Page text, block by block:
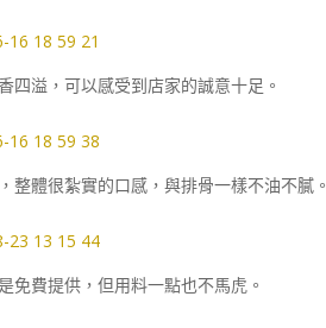
四溢，可以感受到店家的誠意十足。
整體很紮實的口感，與排骨一樣不油不膩。
免費提供，但用料一點也不馬虎。